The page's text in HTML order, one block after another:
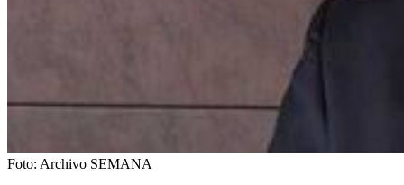
Foto: Archivo SEMANA